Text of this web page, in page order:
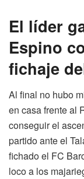
El líder
Espino
fichaje
Al final no hubo
en casa frente al
conseguir el
partido ante el
fichado el FC
loco a los